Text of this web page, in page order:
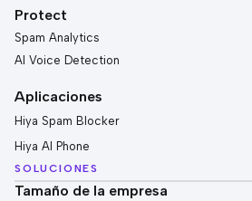
Protect
Spam Analytics
AI Voice Detection
Aplicaciones
Hiya Spam Blocker
Hiya AI Phone
SOLUCIONES
Tamaño de la empresa